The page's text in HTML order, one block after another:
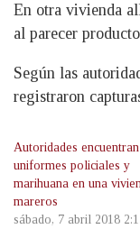
En otra vivienda
al parecer
Según las
registraron
Autoridades encuentran
uniformes policiales y
marihuana en una
mareros
sábado, 7 abril 2018